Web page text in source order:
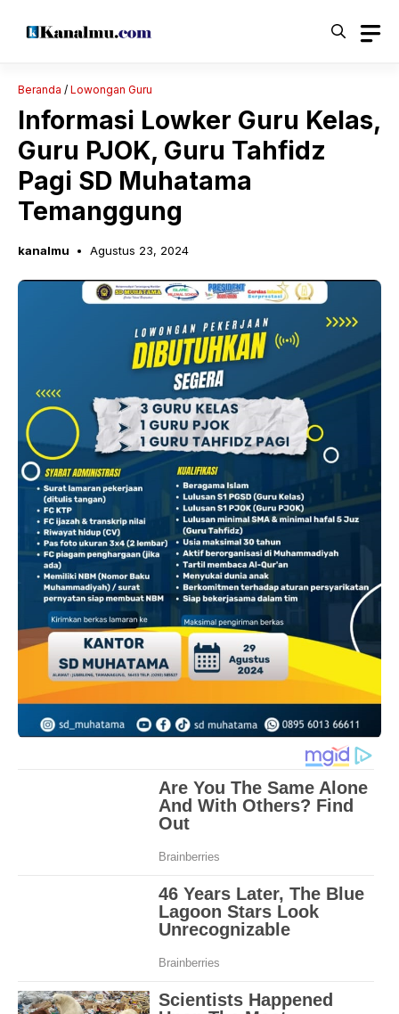
Beranda / Lowongan Guru
Informasi Lowker Guru Kelas,
Guru PJOK, Guru Tahfidz
Pagi SD Muhatama
Temanggung
kanalmu Agustus 23, 2024